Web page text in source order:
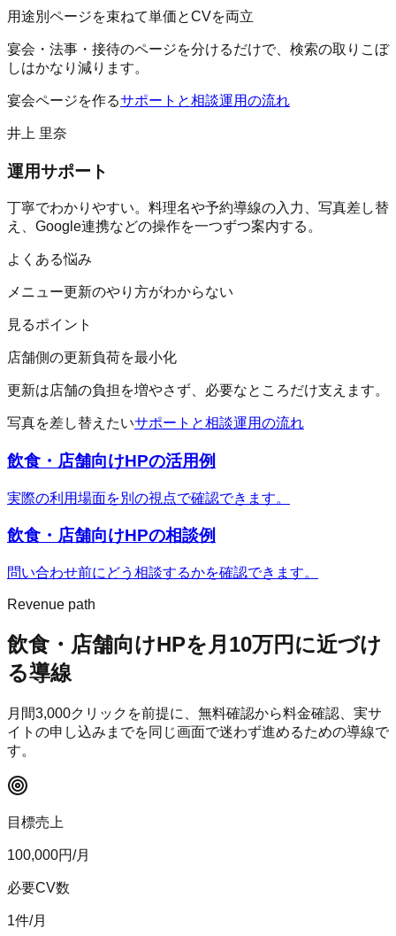
用途別ページを束ねて単価とCVを両立
宴会・法事・接待のページを分けるだけで、検索の取りこぼ
しはかなり減ります。
宴会ページを作るサポートと相談運用の流れ
井上 里奈
運用サポート
丁寧でわかりやすい。料理名や予約導線の入力、写真差し替
え、Google連携などの操作を一つずつ案内する。
よくある悩み
メニュー更新のやり方がわからない
見るポイント
店舗側の更新負荷を最小化
更新は店舗の負担を増やさず、必要なところだけ支えます。
写真を差し替えたいサポートと相談運用の流れ
飲食・店舗向けHPの活用例
実際の利用場面を別の視点で確認できます。
飲食・店舗向けHPの相談例
問い合わせ前にどう相談するかを確認できます。
Revenue path
飲食・店舗向けHPを月10万円に近づけ
る導線
月間3,000クリックを前提に、無料確認から料金確認、実サ
イトの申し込みまでを同じ画面で迷わず進めるための導線で
す。
目標売上
100,000円/月
必要CV数
1件/月